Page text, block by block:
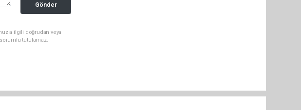
Gönder
ilgili doğrudan veya
tutulamaz.